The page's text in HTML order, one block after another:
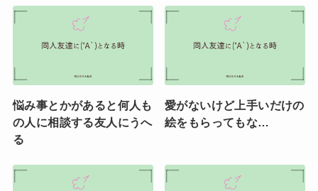
悩み事とかがあると何人も
の人に相談する友人にうへ
る
愛がないけど上手いだけの
絵をもらってもな…